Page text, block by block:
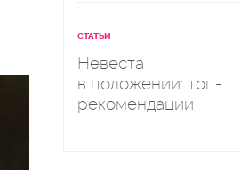
СТАТЬИ
Невеста
в положении: топ-
рекомендации